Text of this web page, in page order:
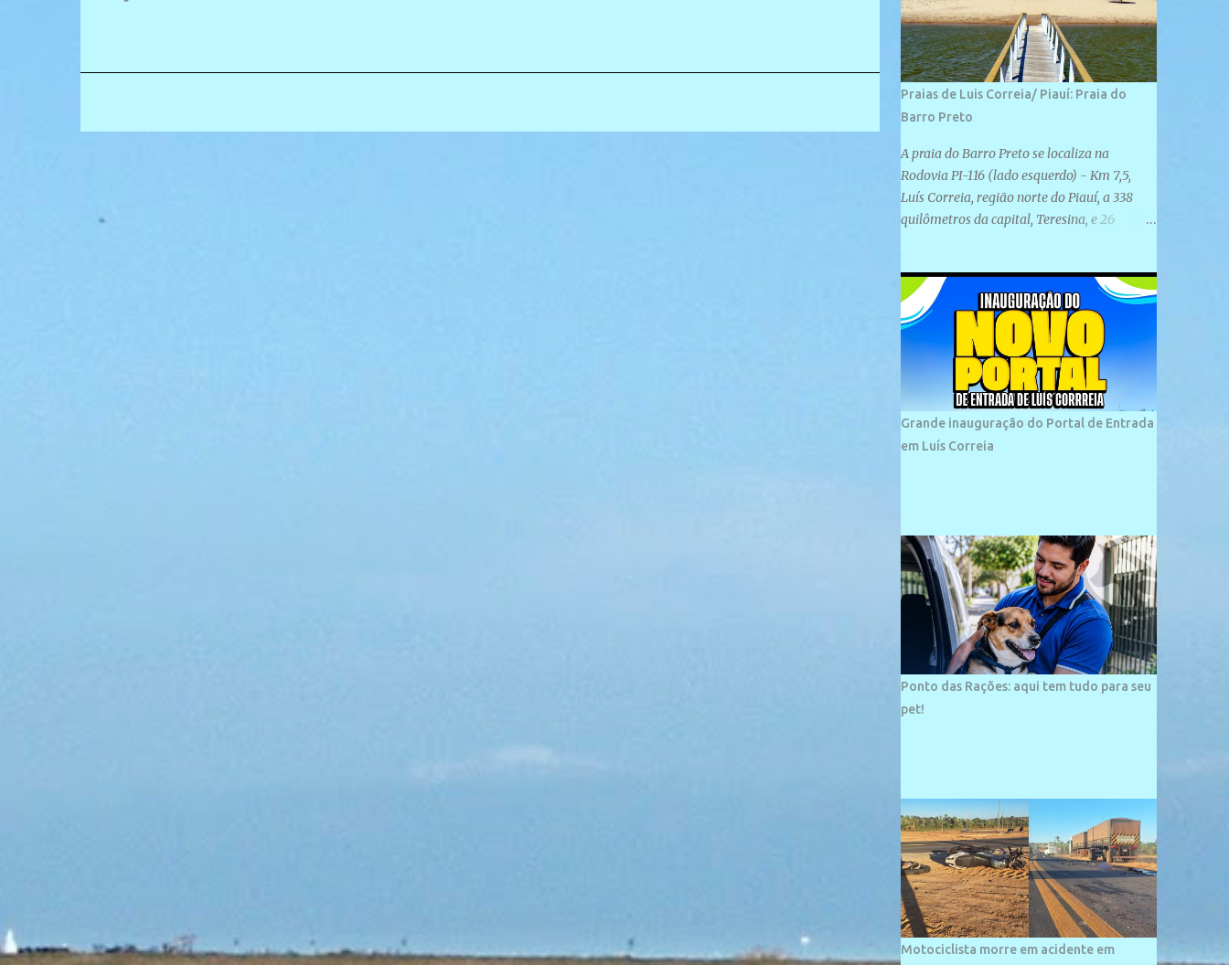
Praias de Luis Correia/ Piauí: Praia do
Barro Preto
A praia do Barro Preto se localiza na
Rodovia PI-116 (lado esquerdo) - Km 7,5,
Luís Correia, região norte do Piauí, a 338
quilômetros da capital, Teresina, e 26
plana e retilínea na maior parte de sua
extensão, chegando a mais ou menos a 1,5
km de paisagens exuberantes. Possui ondas
suaves devido ao extensivo molhe de pedras
que não chegam a 2 metros de altura, não
apresentando dunas em seu espaço
geográfico. Não se sabe ao certo porque a
praia leva esse nome, e muitas das suas
vizinhos. O bairro onde se localiza a praia é
palco de amplos investimentos e projetos
grandiosos como hotéis, pousadas e
residências de veraneio de grande porte. O
maior empreendimento fixado nessa área é
o SESC Praia, inaugurado em 12 de julho de
1996. Com arquitetura moderna,...
Grande inauguração do Portal de Entrada
em Luís Correia
Ponto das Rações: aqui tem tudo para seu
pet!
Motociclista morre em acidente em